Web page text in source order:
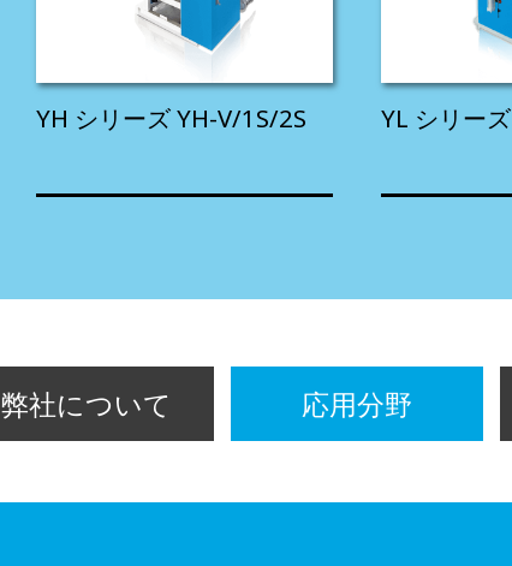
YH シリーズ YH-V/1S/2S YL シリーズ
弊社について 応用分野